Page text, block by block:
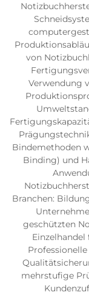
von
Verwendung
Bindemethoden
Binding) und
Branchen:
geschützten
mehrstufige